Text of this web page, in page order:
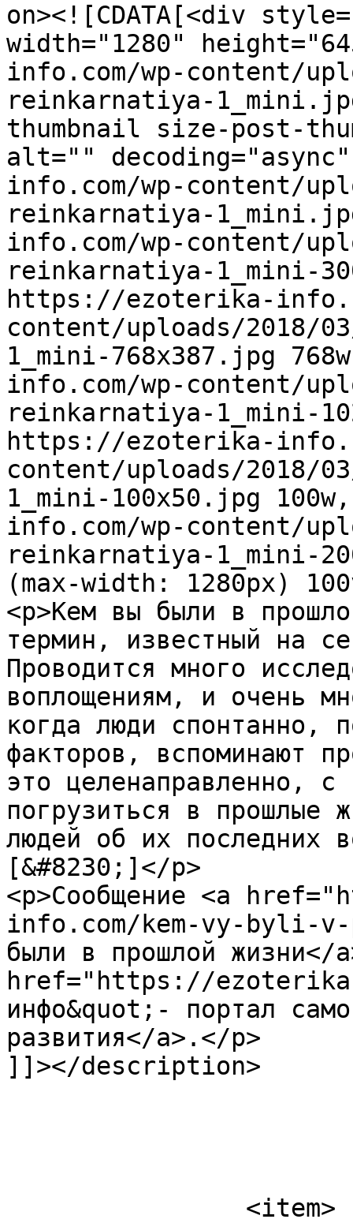
on><![CDATA[<div
width="1280"
info.com/wp-content/
reinkarnatiya-
thumbnail size-post-
alt=""
info.com/wp-content/
reinkarnatiya-
info.com/wp-content/
reinkarnatiya-1_mini-
https://ezoterika-
content/uploads/2018/
1_mini-768x387.jpg
info.com/wp-content/
reinkarnatiya-1_mini-
https://ezoterika-
content/uploads/2018/
1_mini-100x50.jpg
info.com/wp-content/
reinkarnatiya-1_mini-
(max-width: 1280px)
<p>Кем вы были в
термин, известный на
Проводится много
воплощениям, и очень
когда люди спонтанно,
факторов, вспоминают
это целенаправленно, с
погрузиться в прошлые
людей об их последних
[&#8230;]</p>
<p>Сообщение <a
info.com/kem-vy-byli-
были в прошлой жизни</
href="https://ezoterika-
инфо&quot;- портал
развития</a>.</p>
]]></description>